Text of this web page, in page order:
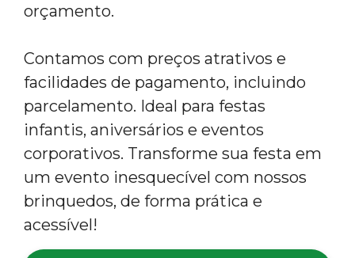
orçamento.
Contamos com preços atrativos e
facilidades de pagamento, incluindo
parcelamento. Ideal para festas
infantis, aniversários e eventos
corporativos. Transforme sua festa em
um evento inesquecível com nossos
brinquedos, de forma prática e
acessível!